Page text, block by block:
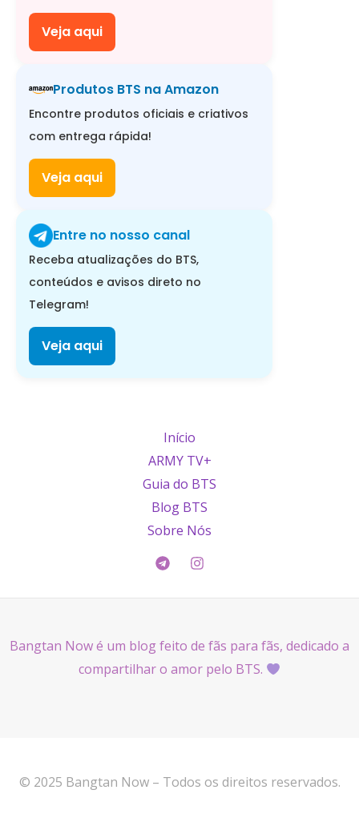
Veja aqui
Produtos BTS na Amazon
Encontre produtos oficiais e criativos
com entrega rápida!
Veja aqui
Entre no nosso canal
Receba atualizações do BTS,
conteúdos e avisos direto no
Telegram!
Veja aqui
Início
ARMY TV+
Guia do BTS
Blog BTS
Sobre Nós
Bangtan Now é um blog feito de fãs para fãs, dedicado a
compartilhar o amor pelo BTS.
© 2025 Bangtan Now – Todos os direitos reservados.